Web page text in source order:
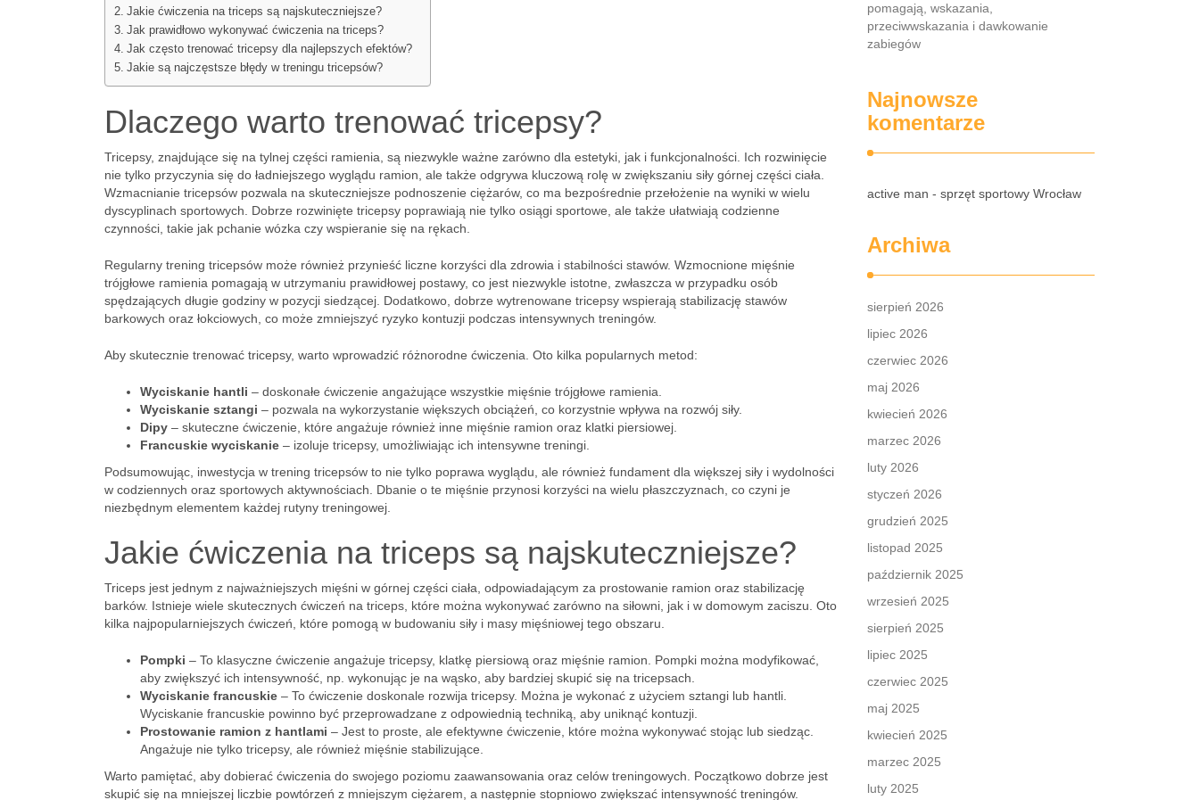
Jakie ćwiczenia na triceps są najskuteczniejsze?
Jak prawidłowo wykonywać ćwiczenia na triceps?
Jak często trenować tricepsy dla najlepszych efektów?
Jakie są najczęstsze błędy w treningu tricepsów?
Dlaczego warto trenować tricepsy?
Tricepsy, znajdujące się na tylnej części ramienia, są niezwykle ważne zarówno dla estetyki, jak i funkcjonalności. Ich rozwinięcie
nie tylko przyczynia się do ładniejszego wyglądu ramion, ale także odgrywa kluczową rolę w zwiększaniu siły górnej części ciała.
Wzmacnianie tricepsów pozwala na skuteczniejsze podnoszenie ciężarów, co ma bezpośrednie przełożenie na wyniki w wielu
dyscyplinach sportowych. Dobrze rozwinięte tricepsy poprawiają nie tylko osiągi sportowe, ale także ułatwiają codzienne
czynności, takie jak pchanie wózka czy wspieranie się na rękach.
Regularny trening tricepsów może również przynieść liczne korzyści dla zdrowia i stabilności stawów. Wzmocnione mięśnie
trójgłowe ramienia pomagają w utrzymaniu prawidłowej postawy, co jest niezwykle istotne, zwłaszcza w przypadku osób
spędzających długie godziny w pozycji siedzącej. Dodatkowo, dobrze wytrenowane tricepsy wspierają stabilizację stawów
barkowych oraz łokciowych, co może zmniejszyć ryzyko kontuzji podczas intensywnych treningów.
Aby skutecznie trenować tricepsy, warto wprowadzić różnorodne ćwiczenia. Oto kilka popularnych metod:
Wyciskanie hantli – doskonałe ćwiczenie angażujące wszystkie mięśnie trójgłowe ramienia.
Wyciskanie sztangi – pozwala na wykorzystanie większych obciążeń, co korzystnie wpływa na rozwój siły.
Dipy – skuteczne ćwiczenie, które angażuje również inne mięśnie ramion oraz klatki piersiowej.
Francuskie wyciskanie – izoluje tricepsy, umożliwiając ich intensywne treningi.
Podsumowując, inwestycja w trening tricepsów to nie tylko poprawa wyglądu, ale również fundament dla większej siły i wydolności
w codziennych oraz sportowych aktywnościach. Dbanie o te mięśnie przynosi korzyści na wielu płaszczyznach, co czyni je
niezbędnym elementem każdej rutyny treningowej.
Jakie ćwiczenia na triceps są najskuteczniejsze?
Triceps jest jednym z najważniejszych mięśni w górnej części ciała, odpowiadającym za prostowanie ramion oraz stabilizację
barków. Istnieje wiele skutecznych ćwiczeń na triceps, które można wykonywać zarówno na siłowni, jak i w domowym zaciszu. Oto
kilka najpopularniejszych ćwiczeń, które pomogą w budowaniu siły i masy mięśniowej tego obszaru.
Pompki – To klasyczne ćwiczenie angażuje tricepsy, klatkę piersiową oraz mięśnie ramion. Pompki można modyfikować,
aby zwiększyć ich intensywność, np. wykonując je na wąsko, aby bardziej skupić się na tricepsach.
Wyciskanie francuskie – To ćwiczenie doskonale rozwija tricepsy. Można je wykonać z użyciem sztangi lub hantli.
Wyciskanie francuskie powinno być przeprowadzane z odpowiednią techniką, aby uniknąć kontuzji.
Prostowanie ramion z hantlami – Jest to proste, ale efektywne ćwiczenie, które można wykonywać stojąc lub siedząc.
Angażuje nie tylko tricepsy, ale również mięśnie stabilizujące.
Warto pamiętać, aby dobierać ćwiczenia do swojego poziomu zaawansowania oraz celów treningowych. Początkowo dobrze jest
skupić się na mniejszej liczbie powtórzeń z mniejszym ciężarem, a następnie stopniowo zwiększać intensywność treningów.
pomagają, wskazania,
przeciwwskazania i dawkowanie
zabiegów
Najnowsze
komentarze
active man - sprzęt sportowy Wrocław
Archiwa
sierpień 2026
lipiec 2026
czerwiec 2026
maj 2026
kwiecień 2026
marzec 2026
luty 2026
styczeń 2026
grudzień 2025
listopad 2025
październik 2025
wrzesień 2025
sierpień 2025
lipiec 2025
czerwiec 2025
maj 2025
kwiecień 2025
marzec 2025
luty 2025